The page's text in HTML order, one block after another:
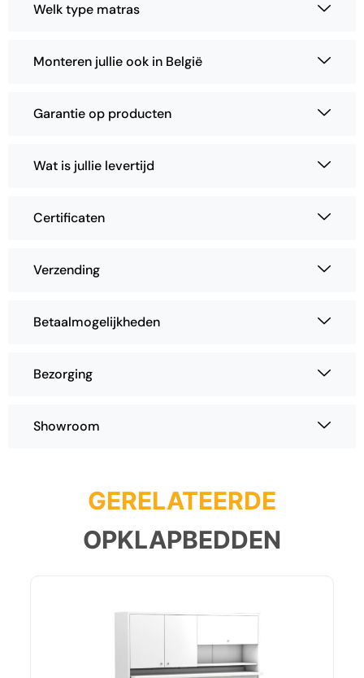
Welk type matras
Monteren jullie ook in België
Garantie op producten
Wat is jullie levertijd
Certificaten
Verzending
Betaalmogelijkheden
Bezorging
Showroom
GERELATEERDE
OPKLAPBEDDEN